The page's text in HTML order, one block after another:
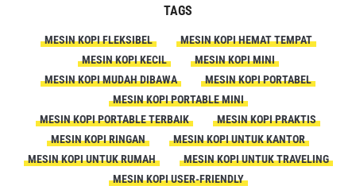
TAGS
MESIN KOPI FLEKSIBEL
MESIN KOPI HEMAT TEMPAT
MESIN KOPI KECIL
MESIN KOPI MINI
MESIN KOPI MUDAH DIBAWA
MESIN KOPI PORTABEL
MESIN KOPI PORTABLE MINI
MESIN KOPI PORTABLE TERBAIK
MESIN KOPI PRAKTIS
MESIN KOPI RINGAN
MESIN KOPI UNTUK KANTOR
MESIN KOPI UNTUK RUMAH
MESIN KOPI UNTUK TRAVELING
MESIN KOPI USER-FRIENDLY